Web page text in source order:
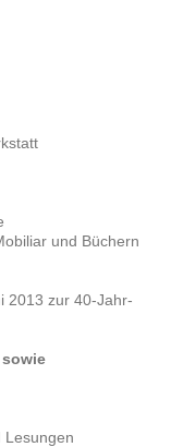
und Büchern
2013 zur 40-Jahr-
Lesungen